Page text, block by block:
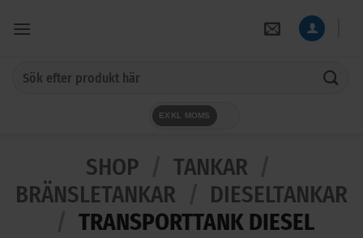
EXKL MOMS
SHOP TANKAR
BRÄNSLETANKAR
DIESELTANKAR
TRANSPORTTANK DIESEL